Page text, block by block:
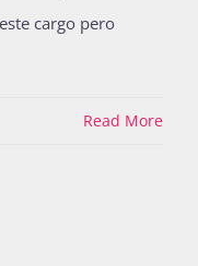
cargo pero
Read More